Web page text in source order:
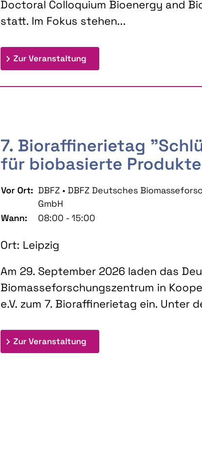
Doctoral Colloquium Bioenergy and
statt. Im Fokus stehen...
Zur Veranstaltung: 9th Doctoral Colloquium
7. Bioraffinerietag
für biobasierte
Vor Ort: DBFZ • DBFZ Deutsches
GmbH
Wann:
08:00 - 15:00
Ort: Leipzig
Am 29. September 2026 laden das
Biomasseforschungszentrum in
e.V. zum 7. Bioraffinerietag ein. Unter
Zur Veranstaltung: 7. Bioraffinerietag